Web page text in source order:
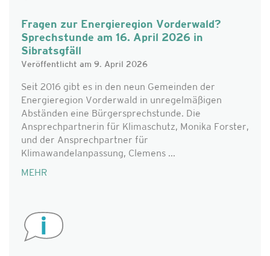
Fragen zur Energieregion Vorderwald?
Sprechstunde am 16. April 2026 in
Sibratsgfäll
Veröffentlicht am 9. April 2026
Seit 2016 gibt es in den neun Gemeinden der
Energieregion Vorderwald in unregelmäßigen
Abständen eine Bürgersprechstunde. Die
Ansprechpartnerin für Klimaschutz, Monika Forster,
und der Ansprechpartner für
Klimawandelanpassung, Clemens ...
MEHR